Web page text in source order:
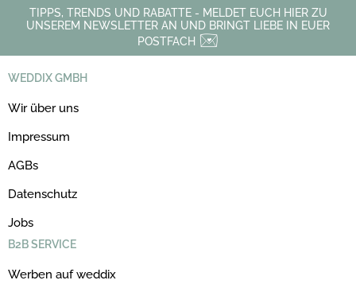
TIPPS, TRENDS UND RABATTE - MELDET EUCH HIER ZU
UNSEREM NEWSLETTER AN UND BRINGT LIEBE IN EUER
POSTFACH
WEDDIX GMBH
Wir über uns
Impressum
AGBs
Datenschutz
Jobs
B2B SERVICE
Werben auf weddix